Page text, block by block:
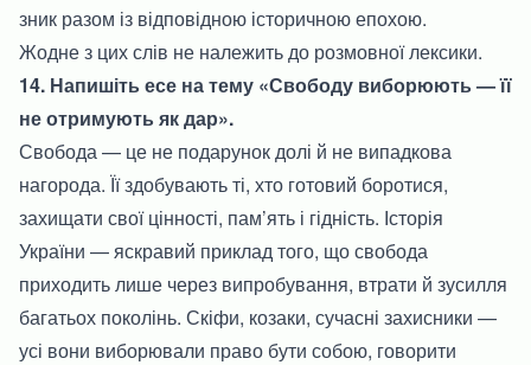
зник разом із відповідною історичною епохою.
Жодне з цих слів не належить до розмовної лексики.
14. Напишіть есе на тему «Свободу виборюють — її
не отримують як дар».
Свобода — це не подарунок долі й не випадкова
нагорода. Її здобувають ті, хто готовий боротися,
захищати свої цінності, пам’ять і гідність. Історія
України — яскравий приклад того, що свобода
приходить лише через випробування, втрати й зусилля
багатьох поколінь. Скіфи, козаки, сучасні захисники —
усі вони виборювали право бути собою, говорити